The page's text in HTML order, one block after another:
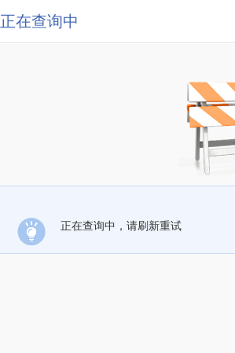
正在查询中
正在查询中，请刷新重试